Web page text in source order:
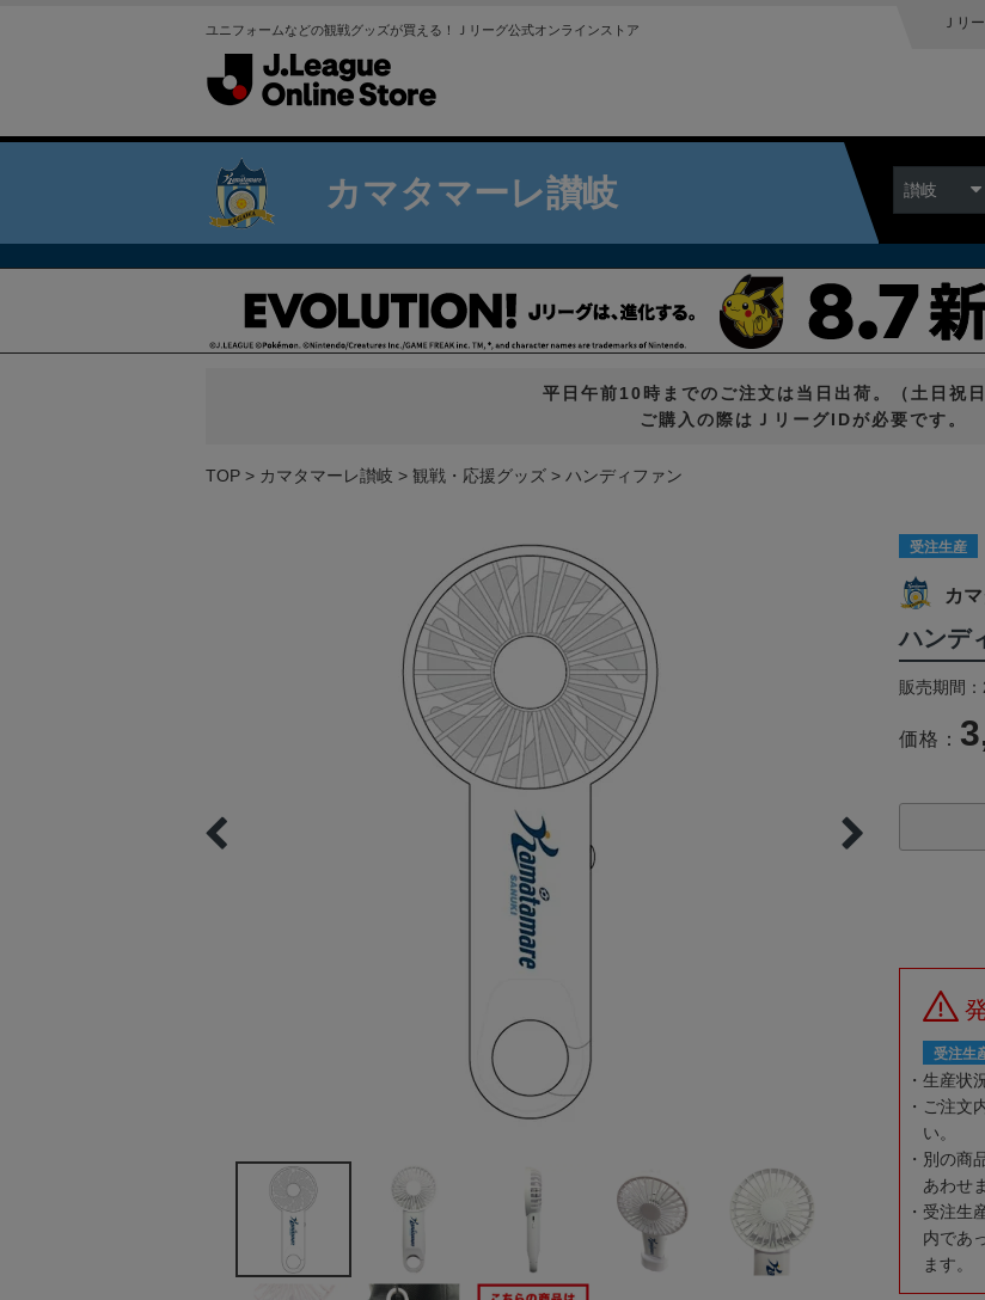
ユニフォームなどの観戦グッズが買える！Ｊリーグ公式オンラインストア Ｊリ
カマタマーレ讃岐 讃岐
平日午前10時までのご注文は当日出荷。（土日祝日
ご購入の際はＪリーグIDが必要です。
TOP カマタマーレ讃岐 観戦・応援グッズ ハンディファン
受注生産
カ
ハンデ
販売期間
価格：
受注生
生産状
ご注文
い。
別の商
あわせ
受注生
内であ
ます。